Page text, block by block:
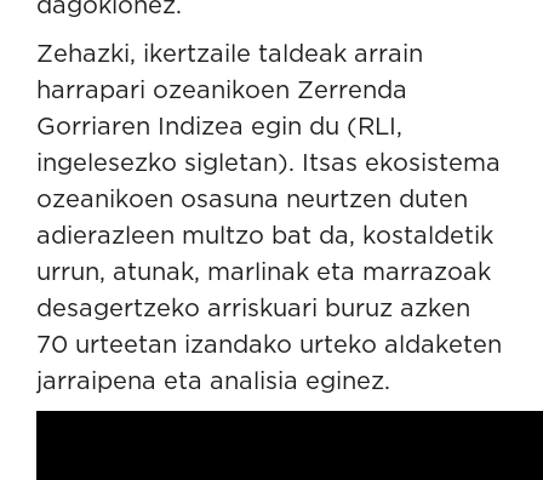
Zehazki, ikertzaile taldeak arrain
harrapari ozeanikoen Zerrenda
Gorriaren Indizea egin du (RLI,
ingelesezko sigletan). Itsas ekosistema
ozeanikoen osasuna neurtzen duten
adierazleen multzo bat da, kostaldetik
urrun, atunak, marlinak eta marrazoak
desagertzeko arriskuari buruz azken
70 urteetan izandako urteko aldaketen
jarraipena eta analisia eginez.